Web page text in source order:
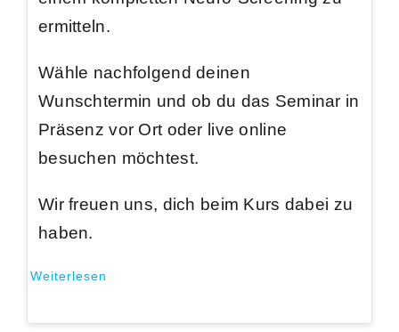
ermitteln.
Wähle nachfolgend deinen
Wunschtermin und ob du das Seminar in
Präsenz vor Ort oder live online
besuchen möchtest.
Wir freuen uns, dich beim Kurs dabei zu
haben.
Weiterlesen